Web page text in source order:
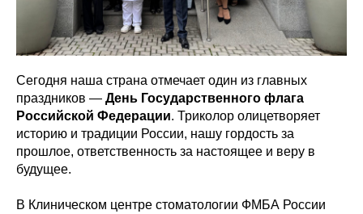
Сегодня наша страна отмечает один из главных
праздников — День Государственного флага
Российской Федерации. Триколор олицетворяет
историю и традиции России, нашу гордость за
прошлое, ответственность за настоящее и веру в
будущее.
В Клиническом центре стоматологии ФМБА России